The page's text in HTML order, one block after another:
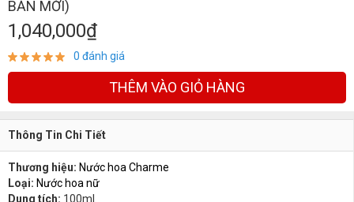
BẢN MỚI)
1,040,000₫
0 đánh giá
THÊM VÀO GIỎ HÀNG
Thông Tin Chi Tiết
Thương hiệu: Nước hoa Charme
Loại: Nước hoa nữ
Dung tích: 100ml